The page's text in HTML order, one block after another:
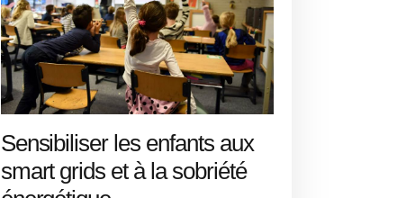
Sensibiliser les enfants aux
smart grids et à la sobriété